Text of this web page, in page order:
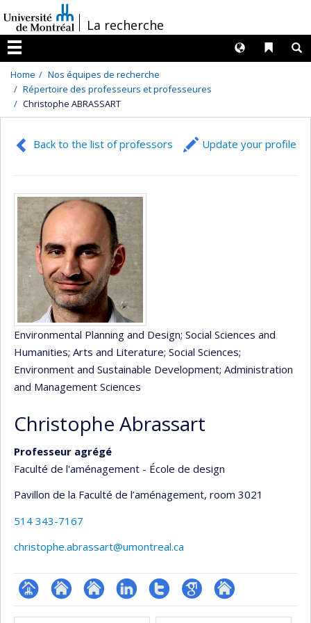
au
contenu
/La recherche
Menu
Liens
Langues
Home
Nos équipes de recherche
Répertoire des professeurs et professeures
Christophe ABRASSART
Back to the list of professors Update your profile
Environmental Planning and Design; Social Sciences and
Humanities; Arts and Literature; Social Sciences;
Environment and Sustainable Development; Administration
and Management Sciences
Christophe Abrassart
Professeur agrégé
Faculté de l'aménagement - École de design
Pavillon de la Faculté de l’aménagement, room 3021
514 343-7167
christophe.abrassart@umontreal.ca
Page Site
Site
LinkedInCompteGoogleAutre